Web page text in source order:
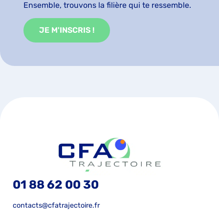
Ensemble, trouvons la filière qui te ressemble.
JE M'INSCRIS !
01 88 62 00 30
contacts@cfatrajectoire.fr